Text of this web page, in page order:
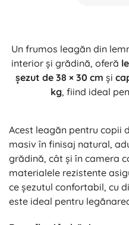
Un frumos leagăn din
interior și grădină, oferă
șezut de 38 × 30 cm și
kg, fiind ideal
Acest leagăn pentru copii
masiv în finisaj natural,
grădină, cât și în camera
materialele rezistente
ce șezutul confortabil, cu
este ideal pentru